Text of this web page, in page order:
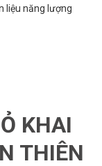
liệu năng lượng
KHAI
THIÊN